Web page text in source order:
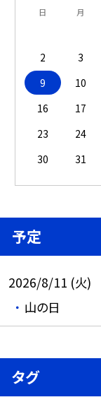
日 月
2
3
9
10
16
17
23
24
30
31
予定
2026/8/11 (火)
山の日
タグ